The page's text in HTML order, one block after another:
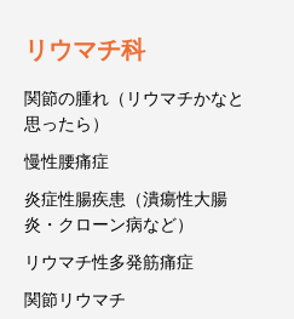
リウマチ科
関節の腫れ（リウマチかなと
思ったら）
慢性腰痛症
炎症性腸疾患（潰瘍性大腸
炎・クローン病など）
リウマチ性多発筋痛症
関節リウマチ